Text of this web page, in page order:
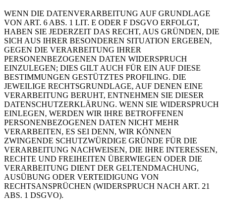
WENN DIE DATENVERARBEITUNG AUF GRUNDLAGE
VON ART. 6 ABS. 1 LIT. E ODER F DSGVO ERFOLGT,
HABEN SIE JEDERZEIT DAS RECHT, AUS GRÜNDEN, DIE
SICH AUS IHRER BESONDEREN SITUATION ERGEBEN,
GEGEN DIE VERARBEITUNG IHRER
PERSONENBEZOGENEN DATEN WIDERSPRUCH
EINZULEGEN; DIES GILT AUCH FÜR EIN AUF DIESE
BESTIMMUNGEN GESTÜTZTES PROFILING. DIE
JEWEILIGE RECHTSGRUNDLAGE, AUF DENEN EINE
VERARBEITUNG BERUHT, ENTNEHMEN SIE DIESER
DATENSCHUTZERKLÄRUNG. WENN SIE WIDERSPRUCH
EINLEGEN, WERDEN WIR IHRE BETROFFENEN
PERSONENBEZOGENEN DATEN NICHT MEHR
VERARBEITEN, ES SEI DENN, WIR KÖNNEN
ZWINGENDE SCHUTZWÜRDIGE GRÜNDE FÜR DIE
VERARBEITUNG NACHWEISEN, DIE IHRE INTERESSEN,
RECHTE UND FREIHEITEN ÜBERWIEGEN ODER DIE
VERARBEITUNG DIENT DER GELTENDMACHUNG,
AUSÜBUNG ODER VERTEIDIGUNG VON
RECHTSANSPRÜCHEN (WIDERSPRUCH NACH ART. 21
ABS. 1 DSGVO).